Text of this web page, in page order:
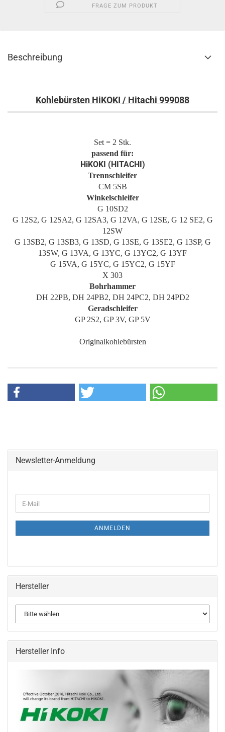
FRAGE ZUM PRODUKT
Beschreibung
Kohlebürsten HiKOKI / Hitachi 999088
Set = 2 Stk.
passend für:
HiKOKI (HITACHI)
Trennschleifer
CM 5SB
Winkelschleifer
G 10SD2
G 12S2, G 12SA2, G 12SA3, G 12VA, G 12SE, G 12 SE2, G
12SW
G 13SB2, G 13SB3, G 13SD, G 13SE, G 13SE2, G 13SP, G
13SW, G 13VA, G 13YC, G 13YC2, G 13YF
G 15VA, G 15YC, G 15YC2, G 15YF
X 303
Bohrhammer
DH 22PB, DH 24PB2, DH 24PC2, DH 24PD2
Geradschleifer
GP 2S2, GP 3V, GP 5V
Originalkohlebürsten
Newsletter-Anmeldung
ZUR
E-
Mail
ANMELDEN
Hersteller
Hersteller Info